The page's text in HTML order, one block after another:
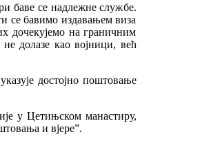
баве се надлежне службе.
се бавимо издавањем виза
дочекујемо на граничним
долазе као војници, већ
достојно поштовање
у Цетињском манастиру,
и вјере”.